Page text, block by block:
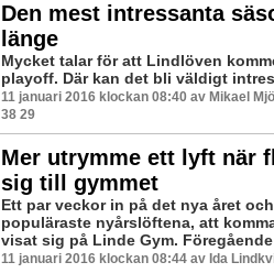
Den mest intressanta
länge
Mycket talar för att Lindlöven
playoff. Där kan det bli väldigt
11 januari 2016 klockan 08:40 av Mikael
38 29
Mer utrymme ett lyft när
sig till gymmet
Ett par veckor in på det nya året
populäraste nyårslöftena, att
visat sig på Linde Gym.
11 januari 2016 klockan 08:44 av Ida